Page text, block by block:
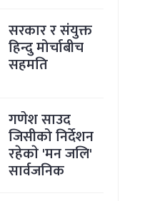
सरकार र संयुक्त
हिन्दु मोर्चाबीच
सहमति
गणेश साउद
जिसीको निर्देशन
रहेकाे 'मन जलि'
सार्वजनिक